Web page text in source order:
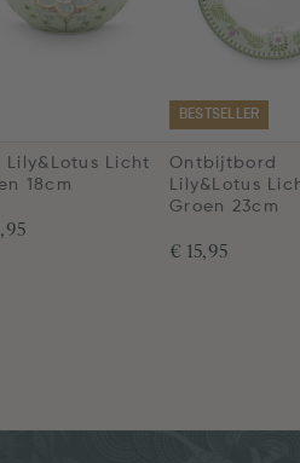
Lily&Lotus Licht
18cm
BESTSELLER
Ontbijtbord
Lily&Lotus
Groen 23cm
€ 15,95